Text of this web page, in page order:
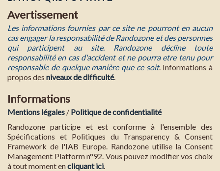
Avertissement
Les informations fournies par ce site ne pourront en aucun
cas engager la responsabilité de Randozone et des personnes
qui participent au site. Randozone décline toute
responsabilité en cas d'accident et ne pourra etre tenu pour
responsable de quelque manière que ce soit. Informations à
propos des niveaux de difficulté.
Informations
Mentions légales / Politique de confidentialité
Randozone participe et est conforme à l'ensemble des
Spécifications et Politiques du Transparency & Consent
Framework de l'IAB Europe. Randozone utilise la Consent
Management Platform n°92. Vous pouvez modifier vos choix
à tout moment encliquant ici